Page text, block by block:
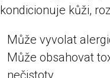
kondicionuje kůži,
Může vyvolat
Může obsahovat
nečistoty.